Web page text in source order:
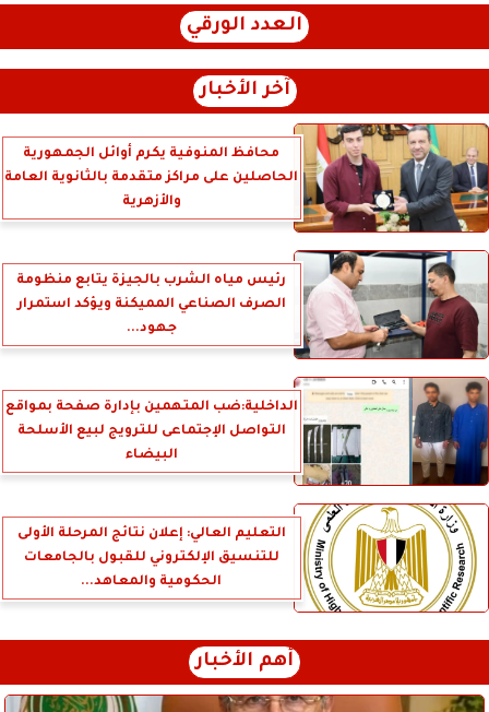
العدد الورقي
آخر الأخبار
محافظ المنوفية يكرم أوائل الجمهورية
الحاصلين على مراكز متقدمة بالثانوية العامة
والأزهرية
رئيس مياه الشرب بالجيزة يتابع منظومة
الصرف الصناعي المميكنة ويؤكد استمرار
جهود...
الداخلية:ضب المتهمين بإدارة صفحة بمواقع
التواصل الإجتماعى للترويج لبيع الأسلحة
البيضاء
التعليم العالي: إعلان نتائج المرحلة الأولى
للتنسيق الإلكتروني للقبول بالجامعات
الحكومية والمعاهد...
أهم الأخبار